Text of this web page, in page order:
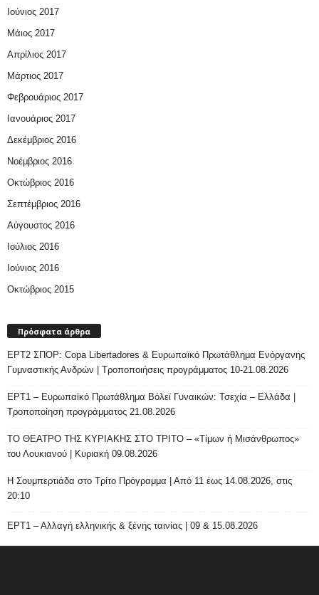
Ιούνιος 2017
Μάιος 2017
Απρίλιος 2017
Μάρτιος 2017
Φεβρουάριος 2017
Ιανουάριος 2017
Δεκέμβριος 2016
Νοέμβριος 2016
Οκτώβριος 2016
Σεπτέμβριος 2016
Αύγουστος 2016
Ιούλιος 2016
Ιούνιος 2016
Οκτώβριος 2015
Πρόσφατα άρθρα
ΕΡΤ2 ΣΠΟΡ: Copa Libertadores & Ευρωπαϊκό Πρωτάθλημα Ενόργανης
Γυμναστικής Ανδρών | Τροποποιήσεις προγράμματος 10-21.08.2026
ΕΡΤ1 – Ευρωπαϊκό Πρωτάθλημα Βόλεϊ Γυναικών: Τσεχία – Ελλάδα |
Τροποποίηση προγράμματος 21.08.2026
ΤΟ ΘΕΑΤΡΟ ΤΗΣ ΚΥΡΙΑΚΗΣ ΣΤΟ ΤΡΙΤΟ – «Τίμων ή Μισάνθρωπος»
του Λουκιανού | Κυριακή 09.08.2026
H Σουμπερτιάδα στο Τρίτο Πρόγραμμα | Από 11 έως 14.08.2026, στις
20:10
ΕΡΤ1 – Αλλαγή ελληνικής & ξένης ταινίας | 09 & 15.08.2026